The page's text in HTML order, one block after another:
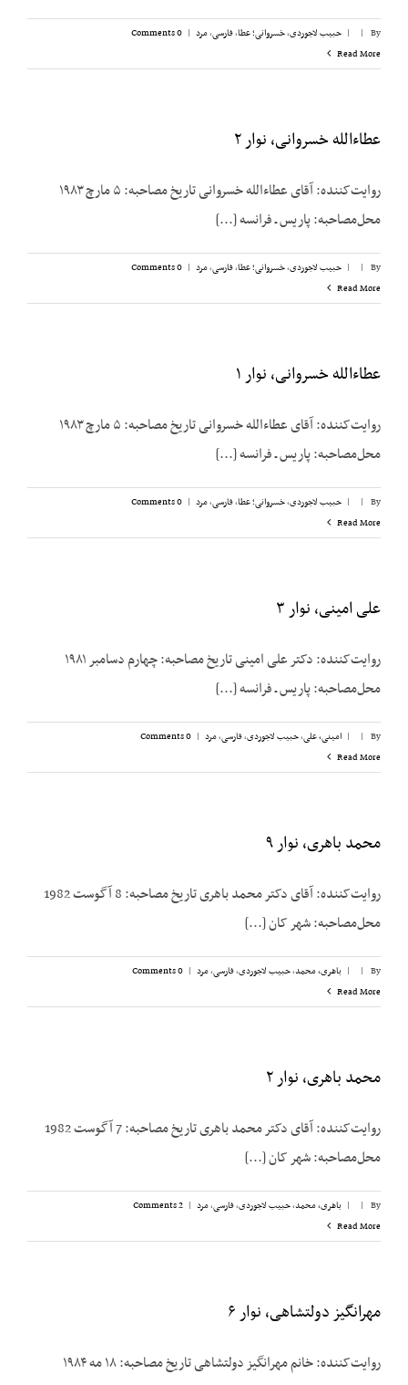
By
|
| حبیب لاجوردی,خسروانی؛ عطا,فارسی,مرد |
0 Comments
Read More
عطاءالله خسروانی، نوار ۲
روایت‌کننده: آقای عطاءالله خسروانی تاریخ مصاحبه: ۵ مارچ ۱۹۸۳
محل‌مصاحبه: پاریس ـ فرانسه [...]
By
|
| حبیب لاجوردی,خسروانی؛ عطا,فارسی,مرد |
0 Comments
Read More
عطاءالله خسروانی، نوار ۱
روایت‌کننده: آقای عطاءالله خسروانی تاریخ مصاحبه: ۵ مارچ ۱۹۸۳
محل‌مصاحبه: پاریس ـ فرانسه [...]
By
|
| حبیب لاجوردی,خسروانی؛ عطا,فارسی,مرد |
0 Comments
Read More
علی امینی، نوار ۳
روایت‌کننده: دکتر علی امینی تاریخ مصاحبه: چهارم دسامبر ۱۹۸۱
محل‌مصاحبه: پاریس ـ فرانسه [...]
By
|
| امینی، علی,حبیب لاجوردی,فارسی,مرد |
0 Comments
Read More
محمد باهری، نوار ۹
روایت‌کننده: آقای دکتر محمد باهری تاریخ مصاحبه: 8 آگوست 1982
محل‌مصاحبه: شهر کان [...]
By
|
| باهری، محمد,حبیب لاجوردی,فارسی,مرد |
0 Comments
Read More
محمد باهری، نوار ۲
روایت‌کننده: آقای دکتر محمد باهری تاریخ مصاحبه: 7 آگوست 1982
محل‌مصاحبه: شهر کان [...]
By
|
| باهری، محمد,حبیب لاجوردی,فارسی,مرد |
2 Comments
Read More
مهرانگیز دولتشاهی، نوار ۶
روایت‌کننده: خانم مهرانگیز دولتشاهی تاریخ مصاحبه: ۱۸ مه ۱۹۸۴